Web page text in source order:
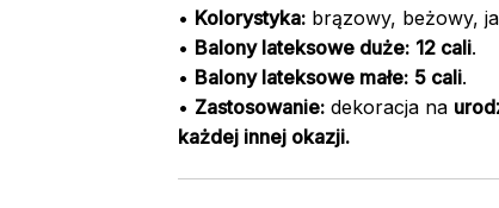
• Kolorystyka:brązowy, beżowy,
• Balony lateksowe duże: 12 cali.
• Balony lateksowe małe: 5 cali.
• Zastosowanie:dekoracja na
każdej innej okazji.